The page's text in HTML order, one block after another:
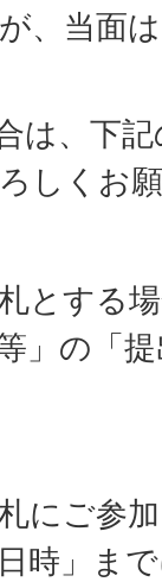
、当面
は、下
しくお
とする
」の「
にご参
時」ま